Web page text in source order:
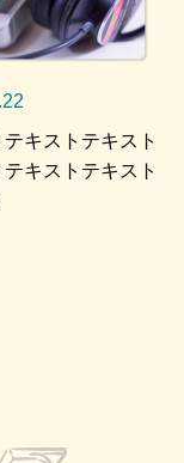
キストテキスト
キストテキスト